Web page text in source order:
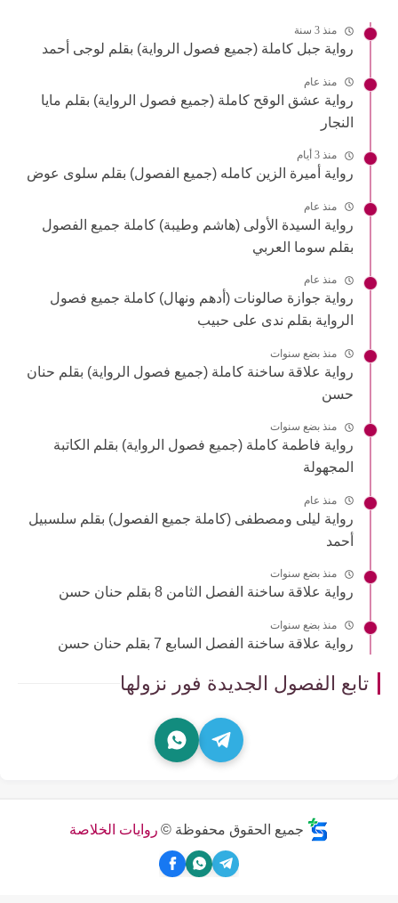
منذ 3 سنة
رواية جبل كاملة (جميع فصول الرواية) بقلم لوجى أحمد
منذ عام
رواية عشق الوقح كاملة (جميع فصول الرواية) بقلم مايا
النجار
منذ 3 أيام
رواية أميرة الزين كامله (جميع الفصول) بقلم سلوى عوض
منذ عام
رواية السيدة الأولى (هاشم وطيبة) كاملة جميع الفصول
بقلم سوما العربي
منذ عام
رواية جوازة صالونات (أدهم ونهال) كاملة جميع فصول
الرواية بقلم ندى على حبيب
منذ بضع سنوات
رواية علاقة ساخنة كاملة (جميع فصول الرواية) بقلم حنان
حسن
منذ بضع سنوات
رواية فاطمة كاملة (جميع فصول الرواية) بقلم الكاتبة
المجهولة
منذ عام
رواية ليلى ومصطفى (كاملة جميع الفصول) بقلم سلسبيل
أحمد
منذ بضع سنوات
رواية علاقة ساخنة الفصل الثامن 8 بقلم حنان حسن
منذ بضع سنوات
رواية علاقة ساخنة الفصل السابع 7 بقلم حنان حسن
تابع الفصول الجديدة فور نزولها
جميع الحقوق محفوظة © روايات الخلاصة